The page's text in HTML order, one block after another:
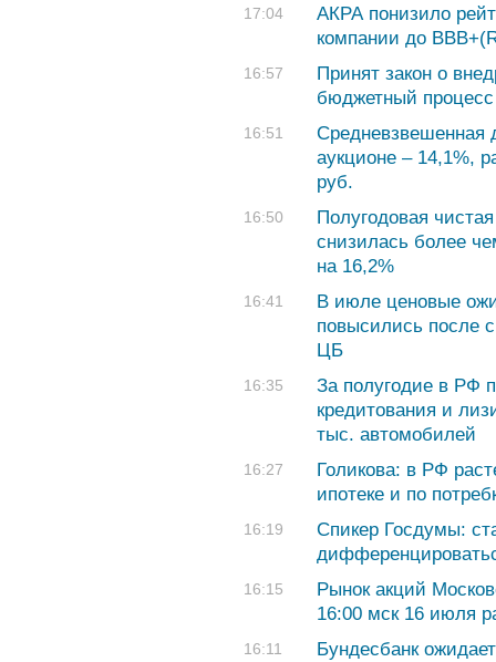
17:04
АКРА понизило
компании до
16:57
Принят закон о
бюджетный процесс
16:51
Средневзвешенная
аукционе – 14,1%,
руб.
16:50
Полугодовая
снизилась более
на 16,2%
16:41
В июле ценовые
повысились после
ЦБ
16:35
За полугодие в РФ
кредитования и
тыс. автомобилей
16:27
Голикова: в РФ
ипотеке и по
16:19
Спикер Госдумы:
16:15
Рынок акций
16:00 мск 16 июля
16:11
Бундесбанк